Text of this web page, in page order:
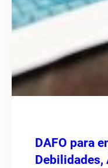
DAFO para
Debilidades,